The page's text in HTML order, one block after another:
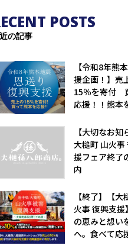
POSTS
の記事
【令和8年熊
援企画！】売
15％を寄付
応援！！熊本
支援！！（大
郎商店）
【大切なお知
大槌町 山火事
援フェア終了
内
【終了】【大
火事 復興支援
の恵みと想い
へ。食べて応